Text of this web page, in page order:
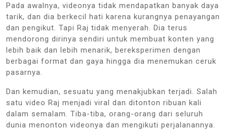
Pada awalnya, videonya tidak mendapatkan banyak daya
tarik, dan dia berkecil hati karena kurangnya penayangan
dan pengikut. Tapi Raj tidak menyerah. Dia terus
mendorong dirinya sendiri untuk membuat konten yang
lebih baik dan lebih menarik, bereksperimen dengan
berbagai format dan gaya hingga dia menemukan ceruk
pasarnya.
Dan kemudian, sesuatu yang menakjubkan terjadi. Salah
satu video Raj menjadi viral dan ditonton ribuan kali
dalam semalam. Tiba-tiba, orang-orang dari seluruh
dunia menonton videonya dan mengikuti perjalanannya.